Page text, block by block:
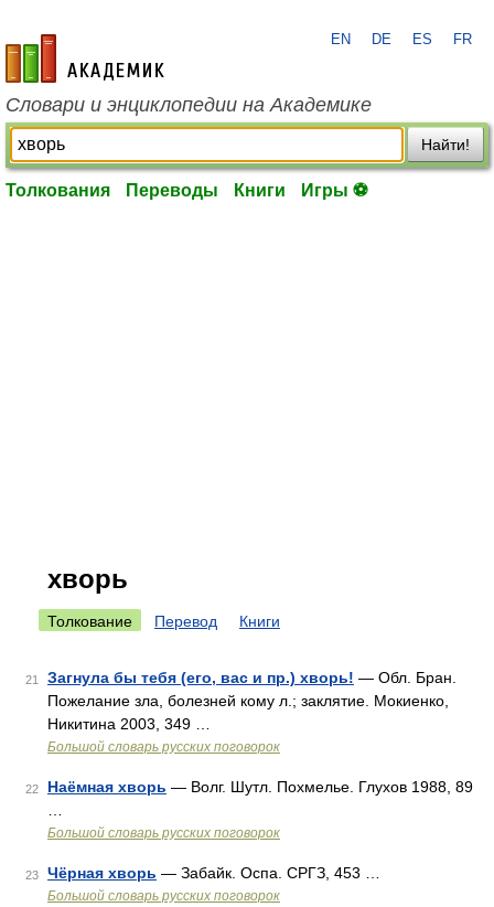
academic.ru
EN DE ES FR
Словари и энциклопедии на Академике
Найти!
Толкования Переводы Книги Игры ⚽
хворь
Толкование Перевод Книги
21 Загнула бы тебя (его, вас и пр.) хворь! — Обл. Бран.
Пожелание зла, болезней кому л.; заклятие. Мокиенко,
Никитина 2003, 349 …
Большой словарь русских поговорок
22 Наёмная хворь — Волг. Шутл. Похмелье. Глухов 1988, 89
Большой словарь русских поговорок
23 Чёрная хворь — Забайк. Оспа. СРГЗ, 453 …
Большой словарь русских поговорок